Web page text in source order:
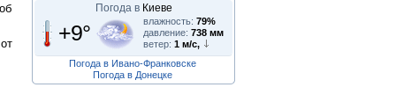
Погода в Киеве
+9° влажность: 79%
давление: 738 мм
ветер: 1 м/с,
Погода в Ивано-Франковске
Погода в Донецке